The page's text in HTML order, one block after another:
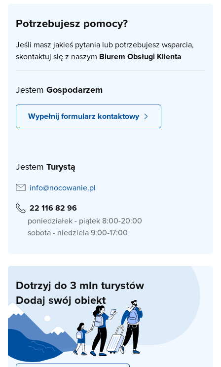
Potrzebujesz pomocy?
Jeśli masz jakieś pytania lub potrzebujesz wsparcia,
skontaktuj się z naszym Biurem Obsługi Klienta
Jestem Gospodarzem
Wypełnij formularz kontaktowy
Jestem Turystą
info@nocowanie.pl
22 116 82 96
poniedziałek - piątek 8:00-20:00
sobota - niedziela 9:00-17:00
Dotrzyj do 3 mln turystów
Dodaj swój obiekt